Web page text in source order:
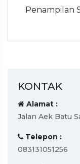
Penampilan
KONTAK
Alamat :
Jalan Aek Batu
Telepon :
083131051256